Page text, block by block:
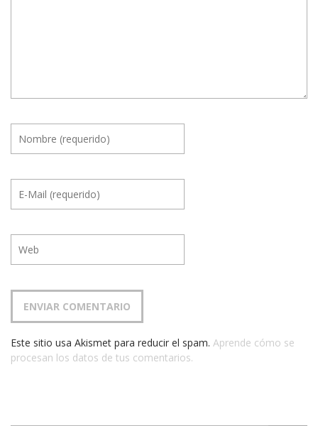
Este sitio usa Akismet para reducir el spam. Aprende cómo se
procesan los datos de tus comentarios.